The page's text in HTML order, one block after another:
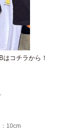
コチラから！
10cm